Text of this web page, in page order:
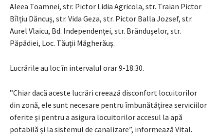
Aleea Toamnei, str. Pictor Lidia Agricola, str. Traian Pictor
Bîlțiu Dăncuș, str. Vida Geza, str. Pictor Balla Jozsef, str.
Aurel Vlaicu, Bd. Independenței, str. Brândușelor, str.
Păpădiei, Loc. Tăuții Măgherăuș.
Lucrările au loc în intervalul orar 9-18.30.
”Chiar dacă aceste lucrări creează disconfort locuitorilor
din zonă, ele sunt necesare pentru îmbunătățirea serviciilor
oferite și pentru a asigura locuitorilor accesul la apă
potabilă și la sistemul de canalizare”, informează Vital.